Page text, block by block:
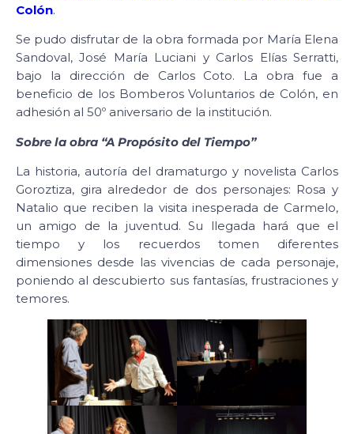
Colón.
Se pudo disfrutar de la obra formada por María Elena
Sandoval, José María Luciani y Carlos Elías Serratti,
bajo la dirección de Carlos Coto. La obra fue a
beneficio de los Bomberos Voluntarios de Colón, en
adhesión al 50º aniversario de la institución.
Sobre la obra “A Propósito del Tiempo”
La historia, autoría del dramaturgo y novelista Carlos
Goroztiza, gira alrededor de dos personajes: Rosa y
Natalio que reciben la visita inesperada de Carmelo,
un amigo de la juventud. Su llegada hará que el
tiempo y los recuerdos tomen diferentes
dimensiones desde las vivencias de cada personaje,
poniendo al descubierto sus fantasías, frustraciones y
temores.